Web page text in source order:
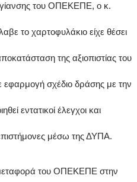
του ΟΠΕΚΕΠΕ, ο κ.
το χαρτοφυλάκιο είχε θέσει
της αξιοπιστίας του
εφαρμογή σχέδιο δράσης με την
εντατικοί έλεγχοι και
μέσω της ΔΥΠΑ.
του ΟΠΕΚΕΠΕ στην